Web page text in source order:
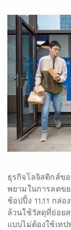
ธุรกิจโลจิสติกส์ข
พยามในการลดข
ช้อปปิ้ง 11.11 กล่
ล้วนใช้วัสดุที่ย่อย
แบบไม่ต้องใช้เท